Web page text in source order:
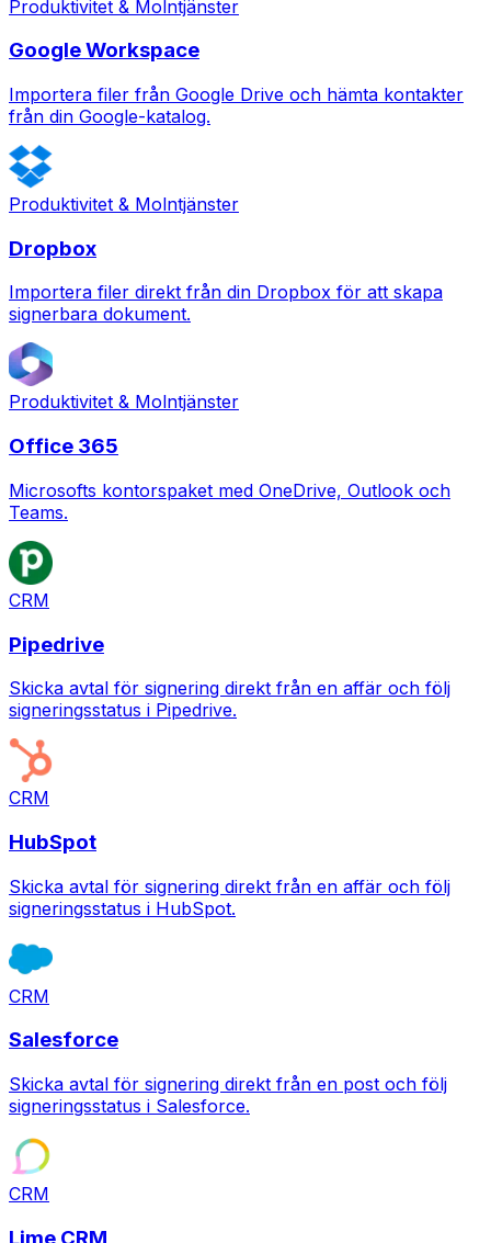
Produktivitet & Molntjänster
Google Workspace
Importera filer från Google Drive och hämta kontakter
från din Google-katalog.
Produktivitet & Molntjänster
Dropbox
Importera filer direkt från din Dropbox för att skapa
signerbara dokument.
Produktivitet & Molntjänster
Office 365
Microsofts kontorspaket med OneDrive, Outlook och
Teams.
CRM
Pipedrive
Skicka avtal för signering direkt från en affär och följ
signeringsstatus i Pipedrive.
CRM
HubSpot
Skicka avtal för signering direkt från en affär och följ
signeringsstatus i HubSpot.
CRM
Salesforce
Skicka avtal för signering direkt från en post och följ
signeringsstatus i Salesforce.
CRM
Lime CRM